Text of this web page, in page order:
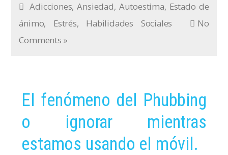
Adicciones,Ansiedad, Autoestima, Estado de
ánimo, Estrés, Habilidades Sociales
No
Comments »
El fenómeno del Phubbing
o ignorar mientras
estamos usando el móvil.